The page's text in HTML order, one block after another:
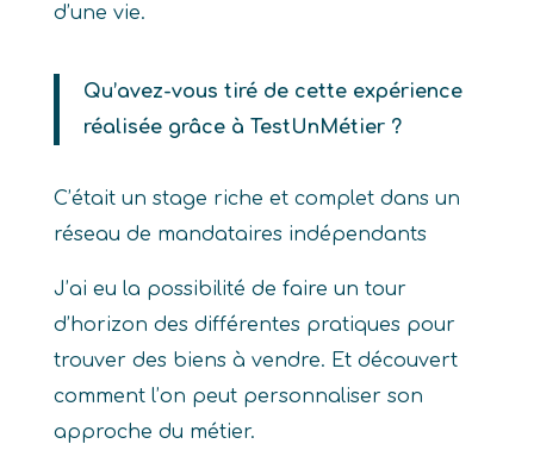
d’une vie.
Qu’avez-vous tiré de cette expérience
réalisée grâce à TestUnMétier ?
C’était un stage riche et complet dans un
réseau de mandataires indépendants
J’ai eu la possibilité de faire un tour
d’horizon des différentes pratiques pour
trouver des biens à vendre. Et découvert
comment l’on peut personnaliser son
approche du métier.